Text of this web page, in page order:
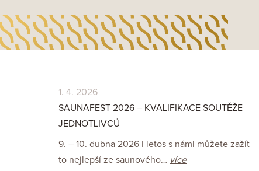
1. 4. 2026
SAUNAFEST 2026 – KVALIFIKACE SOUTĚŽE
JEDNOTLIVCŮ
9. – 10. dubna 2026 I letos s námi můžete zažít
to nejlepší ze saunového… více